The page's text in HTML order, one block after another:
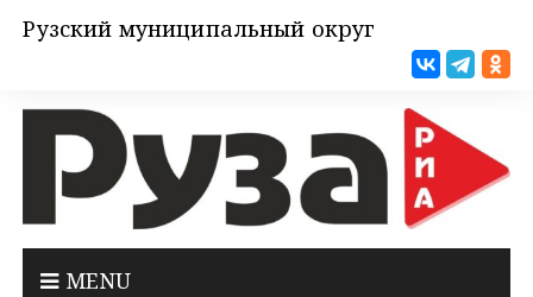
Рузский муниципальный округ
MENU